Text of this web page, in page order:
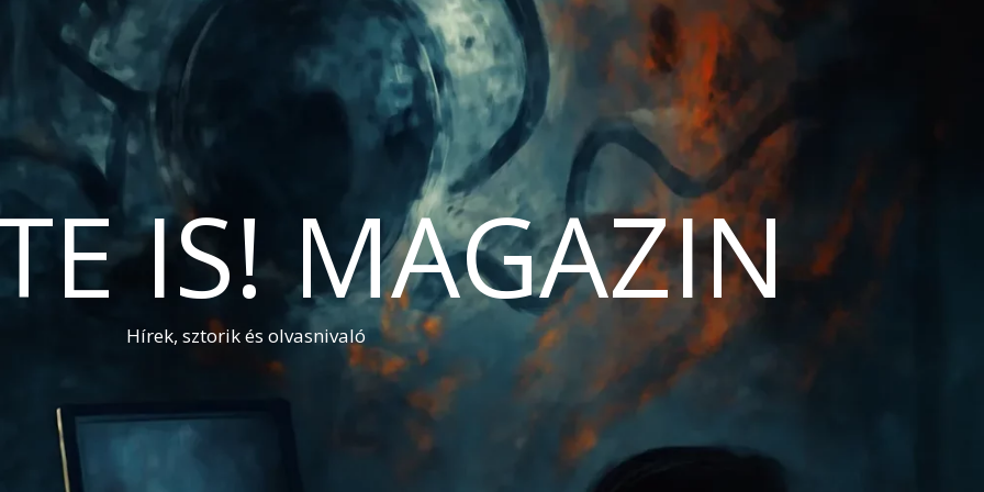
IS! MAGAZIN
Hírek, sztorik és olvasnivaló